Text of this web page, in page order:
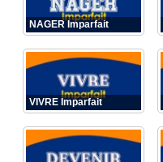
NAGER Imparfait
VIVRE Imparfait